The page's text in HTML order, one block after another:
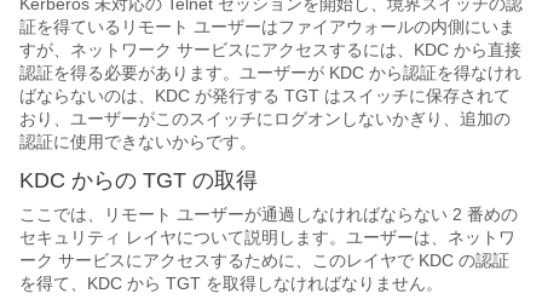
証を得ているリモート ユーザーはファイアウォールの内側にいま
すが、ネットワーク サービスにアクセスするには、KDC から直接
認証を得る必要があります。ユーザーが KDC から認証を得なけれ
ばならないのは、KDC が発行する TGT はスイッチに保存されて
おり、ユーザーがこのスイッチにログオンしないかぎり、追加の
認証に使用できないからです。
KDC からの TGT の取得
ここでは、リモート ユーザーが通過しなければならない 2 番めの
セキュリティ レイヤについて説明します。ユーザーは、ネットワ
ーク サービスにアクセスするために、このレイヤで KDC の認証
を得て、KDC から TGT を取得しなければなりません。